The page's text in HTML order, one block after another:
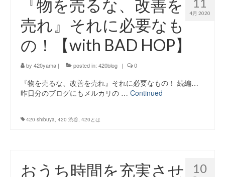
4月 2020
『物を売るな、改善を
売れ』それに必要なも
の！【with BAD HOP】
by 420yama | posted in: 420blog | 0
『物を売るな、改善を売れ』それに必要なもの！ 続編…
昨日分のブログにもメルカリの … Continued
420 shibuya 420 渋谷 420とは
10
おうち時間を充実させ